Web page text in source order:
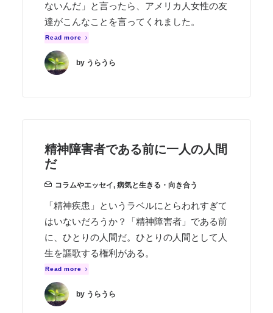
ないんだ」と言ったら、アメリカ人女性の友
達がこんなことを言ってくれました。
Read more
by うらうら
精神障害者である前に一人の人間
だ
コラムやエッセイ, 病気と生きる・向き合う
「精神疾患」というラベルにとらわれすぎて
はいないだろうか？「精神障害者」である前
に、ひとりの人間だ。ひとりの人間として人
生を謳歌する権利がある。
Read more
by うらうら